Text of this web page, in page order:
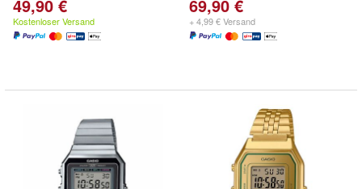
49,90 €
Kostenloser Versand
69,90 €
+ 4,99 € Versand